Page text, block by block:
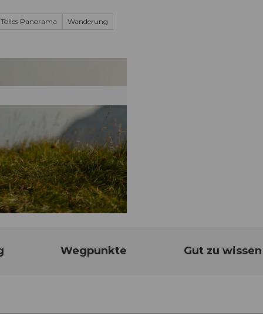
Tolles Panorama Wanderung
Wegpunkte Gut zu wissen